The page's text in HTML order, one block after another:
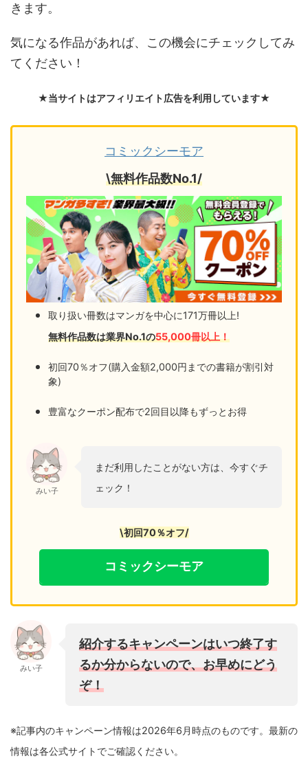
きます。
気になる作品があれば、この機会にチェックしてみ
てください！
★当サイトはアフィリエイト広告を利用しています★
コミックシーモア
\無料作品数No.1/
取り扱い冊数はマンガを中心に171万冊以上!
無料作品数は業界No.1の55,000冊以上！
初回70％オフ(購入金額2,000円までの書籍が割引対
象)
豊富なクーポン配布で2回目以降もずっとお得
みい子
まだ利用したことがない方は、今すぐチ
ェック！
\初回70％オフ/
コミックシーモア
みい子
紹介するキャンペーンはいつ終了す
るか分からないので、お早めにどう
ぞ！
※記事内のキャンペーン情報は2026年6月時点のものです。最新の
情報は各公式サイトでご確認ください。